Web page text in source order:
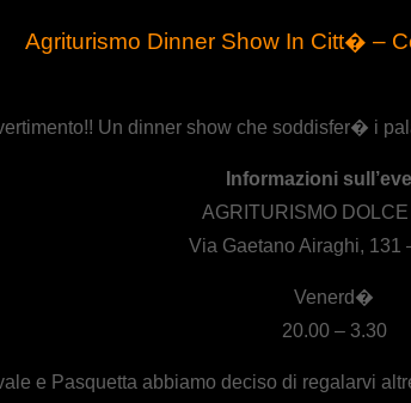
Agriturismo Dinner Show In Citt� –
Un dinner show che soddisfer� i
Informazioni
AGRITURISMO
Via Gaetano Airaghi, 131
Venerd�
20.00 – 3.30
e Pasquetta abbiamo deciso di regalarvi